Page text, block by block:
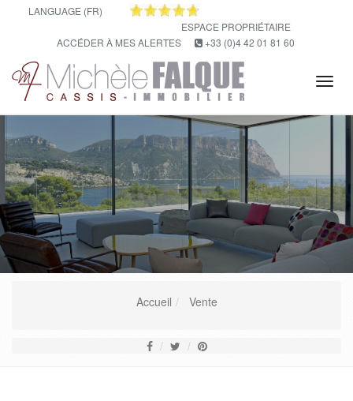
LANGUAGE (FR)
ESPACE PROPRIÉTAIRE
ACCÉDER À MES ALERTES
+33 (0)4 42 01 81 60
Accueil Vente